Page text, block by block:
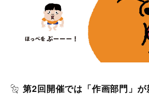
第2回開催では「作画部門」が